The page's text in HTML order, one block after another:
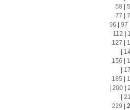
58
77
96
97
112
127
156
185
200|
229